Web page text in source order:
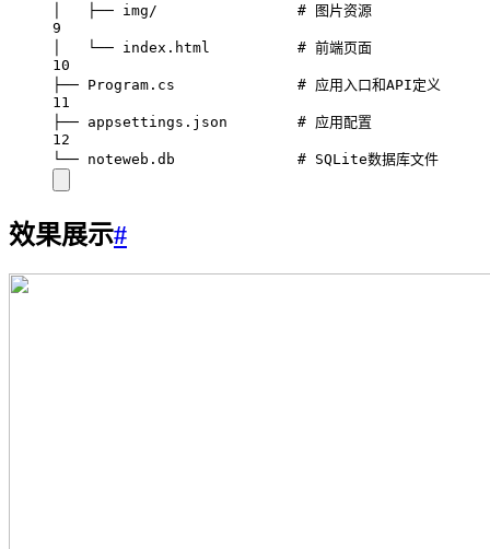
│   ├── img/                # 图片资源
9
│   └── index.html          # 前端页面
10
├── Program.cs              # 应用入口和API定义
11
├── appsettings.json        # 应用配置
12
└── noteweb.db              # SQLite数据库文件
效果展示#